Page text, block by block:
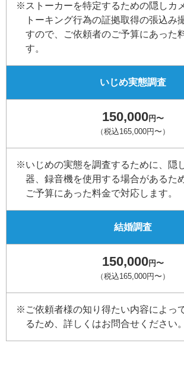
※ストーカーを特定するための隠しカ
トーキング行為の証拠取得の張込み
すので、ご依頼者のご予算にあった
す。
いじめ実態調査
150,000円〜
（税込165,000円〜）
※いじめの実態を調査するために、隠
器、録音機を使用する場合があるた
ご予算にあった料金で対応します。
結婚調査
150,000円〜
（税込165,000円〜）
※ご依頼者様の知り得たい内容によっ
るため、詳しくはお問合せください。